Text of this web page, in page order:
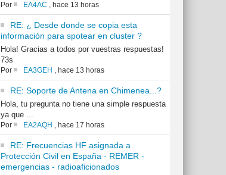
Por EA4AC , hace 13 horas
RE: ¿ Desde donde se copia esta
información para spotear en cluster ?
Hola! Gracias a todos por vuestras respuestas!
73s
Por EA3GEH , hace 13 horas
RE: Soporte de Antena en Chimenea...?
Hola, tu pregunta no tiene una simple respuesta
ya que ...
Por EA2AQH , hace 17 horas
RE: Frecuencias HF asignada a
Protección Civil en España - REMER -
emergencias - radioaficionados